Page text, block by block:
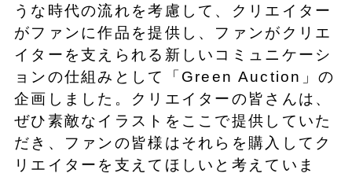
うな時代の流れを考慮して、クリエイター
がファンに作品を提供し、ファンがクリエ
イターを支えられる新しいコミュニケーシ
ョンの仕組みとして「Green Auction」の
企画しました。クリエイターの皆さんは、
ぜひ素敵なイラストをここで提供していた
だき、ファンの皆様はそれらを購入してク
リエイターを支えてほしいと考えていま